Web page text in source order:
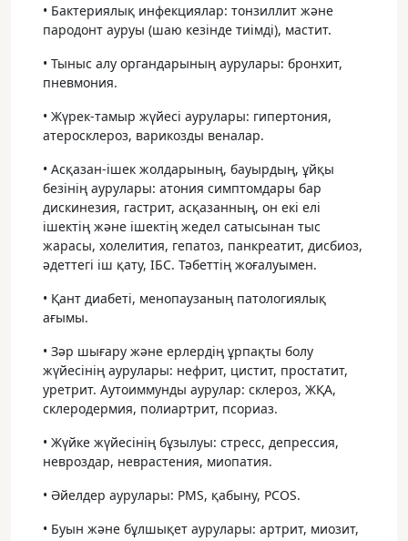
• Бактериялық инфекциялар: тонзиллит және
пародонт ауруы (шаю кезінде тиімді), мастит.
• Тыныс алу органдарының аурулары: бронхит,
пневмония.
• Жүрек-тамыр жүйесі аурулары: гипертония,
атеросклероз, варикозды веналар.
• Асқазан-ішек жолдарының, бауырдың, ұйқы
безінің аурулары: атония симптомдары бар
дискинезия, гастрит, асқазанның, он екі елі
ішектің және ішектің жедел сатысынан тыс
жарасы, холелития, гепатоз, панкреатит, дисбиоз,
әдеттегі іш қату, ІБС. Тәбеттің жоғалуымен.
• Қант диабеті, менопаузаның патологиялық
ағымы.
• Зәр шығару және ерлердің ұрпақты болу
жүйесінің аурулары: нефрит, цистит, простатит,
уретрит. Аутоиммунды аурулар: склероз, ЖҚА,
склеродермия, полиартрит, псориаз.
• Жүйке жүйесінің бұзылуы: стресс, депрессия,
невроздар, неврастения, миопатия.
• Әйелдер аурулары: PMS, қабыну, PCOS.
• Буын және бұлшықет аурулары: артрит, миозит,